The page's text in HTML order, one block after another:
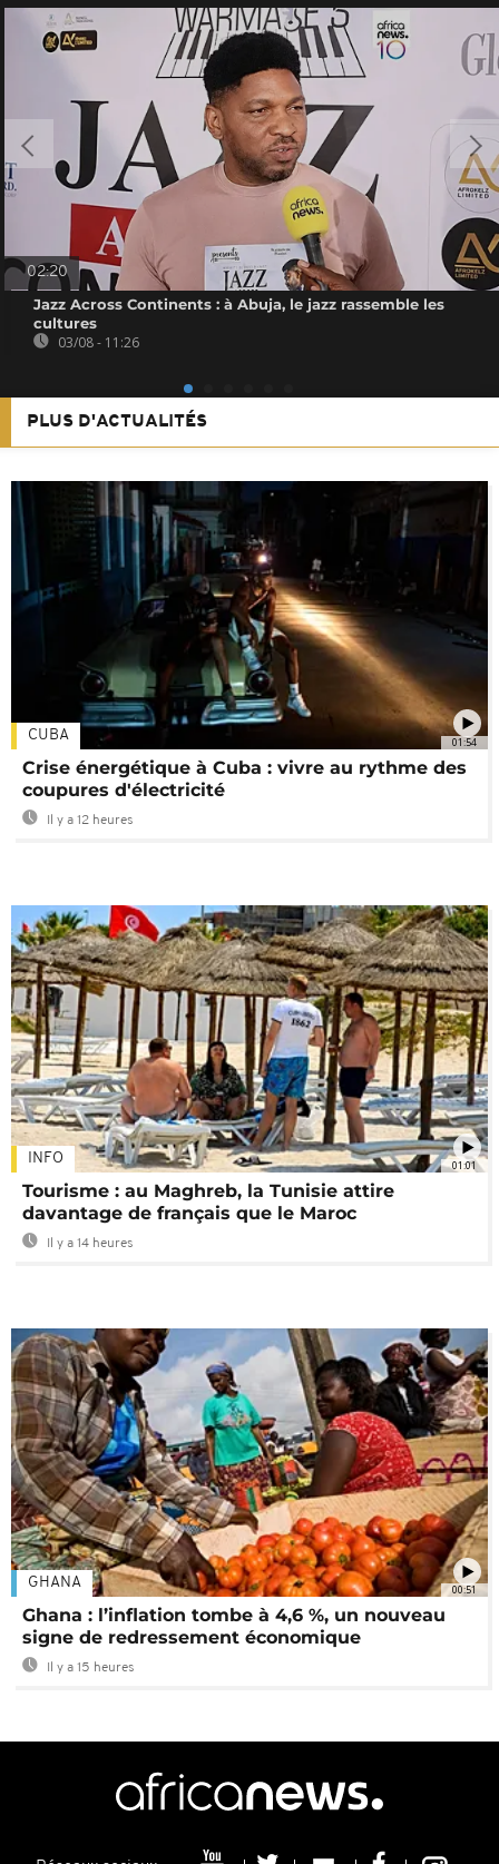
02:20
Jazz Across Continents : à Abuja, le jazz rassemble les
cultures
03/08 - 11:26
PLUS D'ACTUALITÉS
01:54
CUBA
Crise énergétique à Cuba : vivre au rythme des
coupures d'électricité
Il y a 12 heures
01:01
INFO
Tourisme : au Maghreb, la Tunisie attire
davantage de français que le Maroc
Il y a 14 heures
00:51
GHANA
Ghana : l’inflation tombe à 4,6 %, un nouveau
signe de redressement économique
Il y a 15 heures